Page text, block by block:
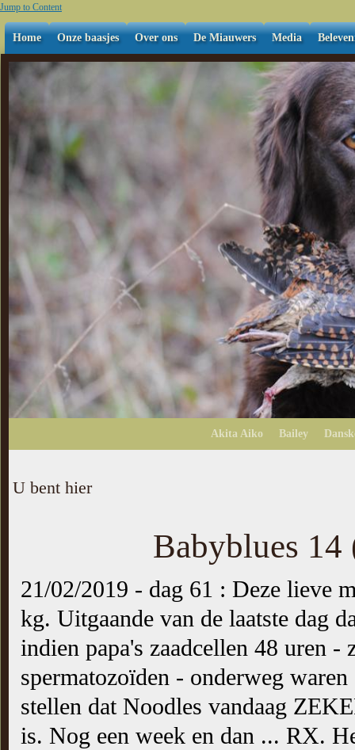
Jump to Content
Home Onze baasjes Over ons De Miauwers Media
Akita Aiko Bailey
U bent hier
Babyblues 14
21/02/2019 - dag 61 : Deze lieve
kg. Uitgaande van de laatste dag
indien papa's zaadcellen 48 uren
spermatozoïden - onderweg
stellen dat Noodles vandaag
is. Nog een week en dan ... RX.